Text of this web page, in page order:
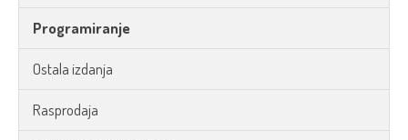
Programiranje
Ostala izdanja
Rasprodaja